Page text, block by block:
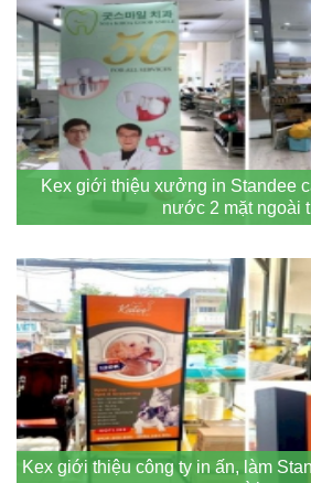
Kex giới thiệu xưởng in Standee
nước 2 mặt ngoài
Kex giới thiệu công ty in ấn, làm